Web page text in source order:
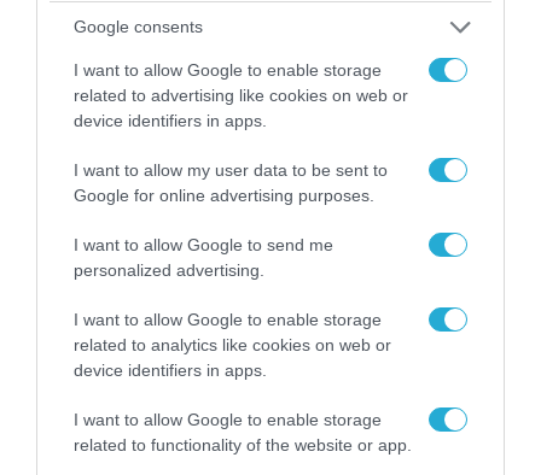
Google consents
I want to allow Google to enable storage
related to advertising like cookies on web or
device identifiers in apps.
I want to allow my user data to be sent to
Google for online advertising purposes.
I want to allow Google to send me
personalized advertising.
I want to allow Google to enable storage
related to analytics like cookies on web or
device identifiers in apps.
I want to allow Google to enable storage
related to functionality of the website or app.
06.08.2026 | 14:02
«Επιχείρηση ελεύθερα πεζοδρόμια» στην
Αθήνα: Απομακρύνθηκαν παράνομα